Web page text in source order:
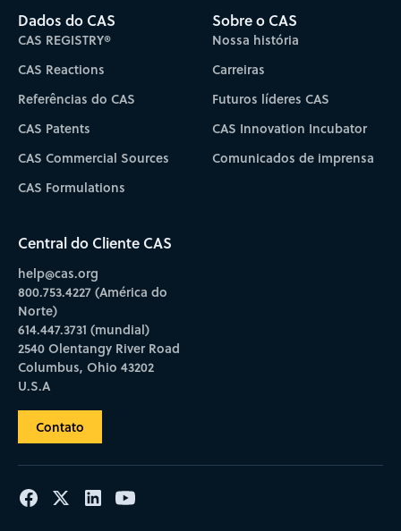
Dados do CAS
CAS REGISTRY®
CAS Reactions
Referências do CAS
CAS Patents
CAS Commercial Sources
CAS Formulations
Sobre o CAS
Nossa história
Carreiras
Futuros líderes CAS
CAS Innovation Incubator
Comunicados de imprensa
Central do Cliente CAS
help@cas.org
800.753.4227 (América do
Norte)
614.447.3731 (mundial)
2540 Olentangy River Road
Columbus, Ohio 43202
U.S.A
Contato